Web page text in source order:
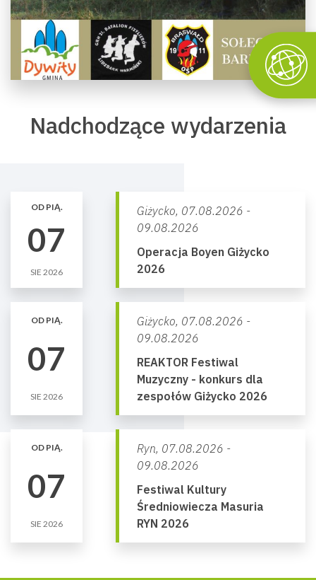
Nadchodzące wydarzenia
OD PIĄ.
07
SIE 2026
Giżycko, 07.08.2026 -
09.08.2026
Operacja Boyen Giżycko
2026
OD PIĄ.
07
SIE 2026
Giżycko, 07.08.2026 -
09.08.2026
REAKTOR Festiwal
Muzyczny - konkurs dla
zespołów Giżycko 2026
OD PIĄ.
07
SIE 2026
Ryn, 07.08.2026 -
09.08.2026
Festiwal Kultury
Średniowiecza Masuria
RYN 2026